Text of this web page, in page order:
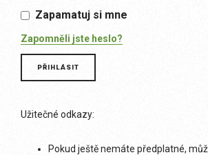
Zapamatuj si mne
Zapomněli jste heslo?
Užitečné odkazy:
Pokud ještě nemáte předplatné,